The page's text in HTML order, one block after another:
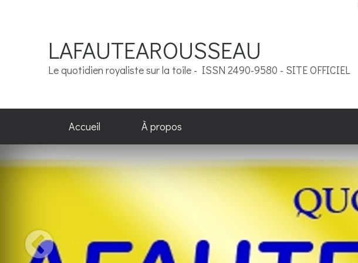
LAFAUTEAROUSSEAU
Le quotidien royaliste sur la toile - ISSN 2490-9580 - SITE OFFICIEL
Accueil À propos